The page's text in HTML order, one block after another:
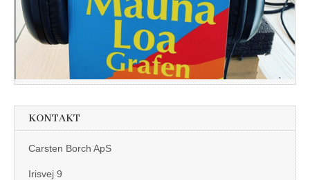
KONTAKT
Carsten Borch ApS
Irisvej 9